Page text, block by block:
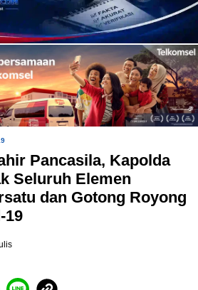
Pancasila, Kapolda
Seluruh Elemen
dan Gotong Royong
19